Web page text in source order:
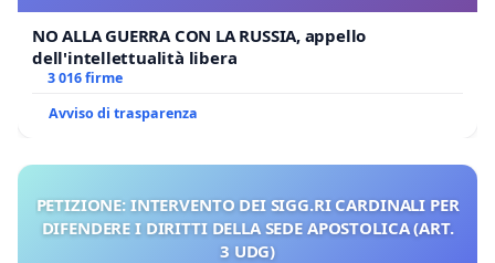
Luca Castellini - Politico -
Mario Iannaccone - Scrittore -
Luca De Marchi - Politico -
NO ALLA GUERRA CON LA RUSSIA, appello
dell'intellettualità libera
3 016 firme
Avviso di trasparenza
PETIZIONE: INTERVENTO DEI SIGG.RI CARDINALI PER
DIFENDERE I DIRITTI DELLA SEDE APOSTOLICA (ART.
3 UDG)